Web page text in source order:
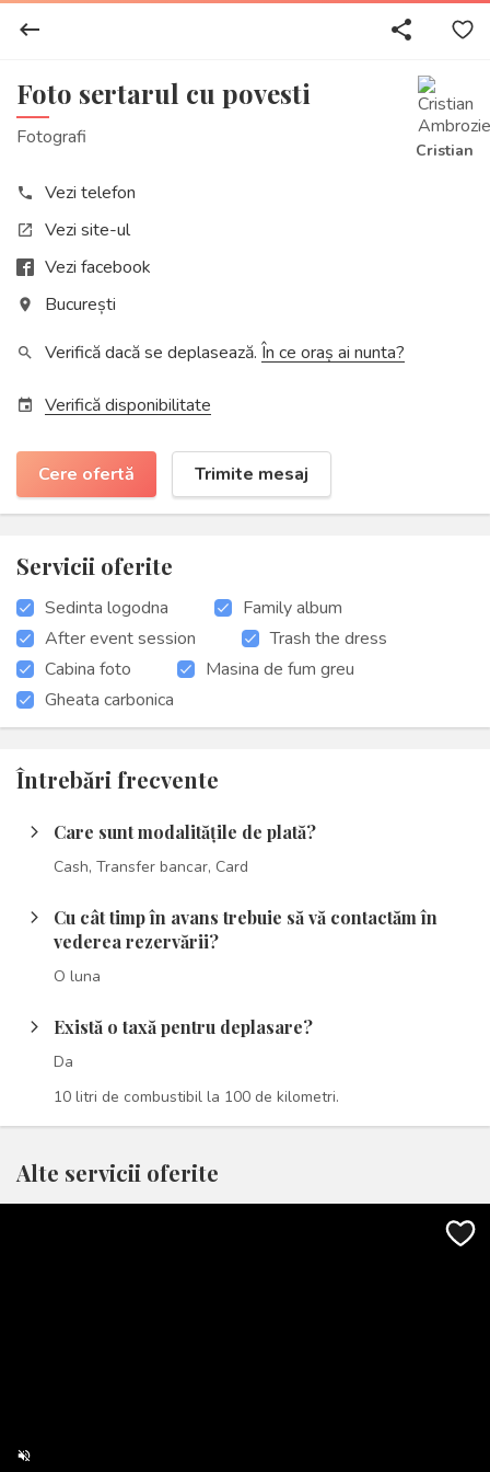
keyboard_backspace share
Foto sertarul cu povesti
Fotografi
Cristian
phone Vezi telefon
open_in_new
Vezi site-ul
Vezi facebook
place București
search Verifică dacă se deplasează. În ce oraș ai nunta?
event Verifică disponibilitate
Cere ofertă Trimite mesaj
Servicii oferite
Sedinta logodna
Family album
After event session
Trash the dress
Cabina foto
Masina de fum greu
Gheata carbonica
Întrebări frecvente
arrow_forward_ios Care sunt modalitățile de plată?
Cash, Transfer bancar, Card
arrow_forward_ios
Cu cât timp în avans trebuie să vă contactăm în
vederea rezervării?
O luna
arrow_forward_ios Există o taxă pentru deplasare?
Da
10 litri de combustibil la 100 de kilometri.
Alte servicii oferite
volume_off